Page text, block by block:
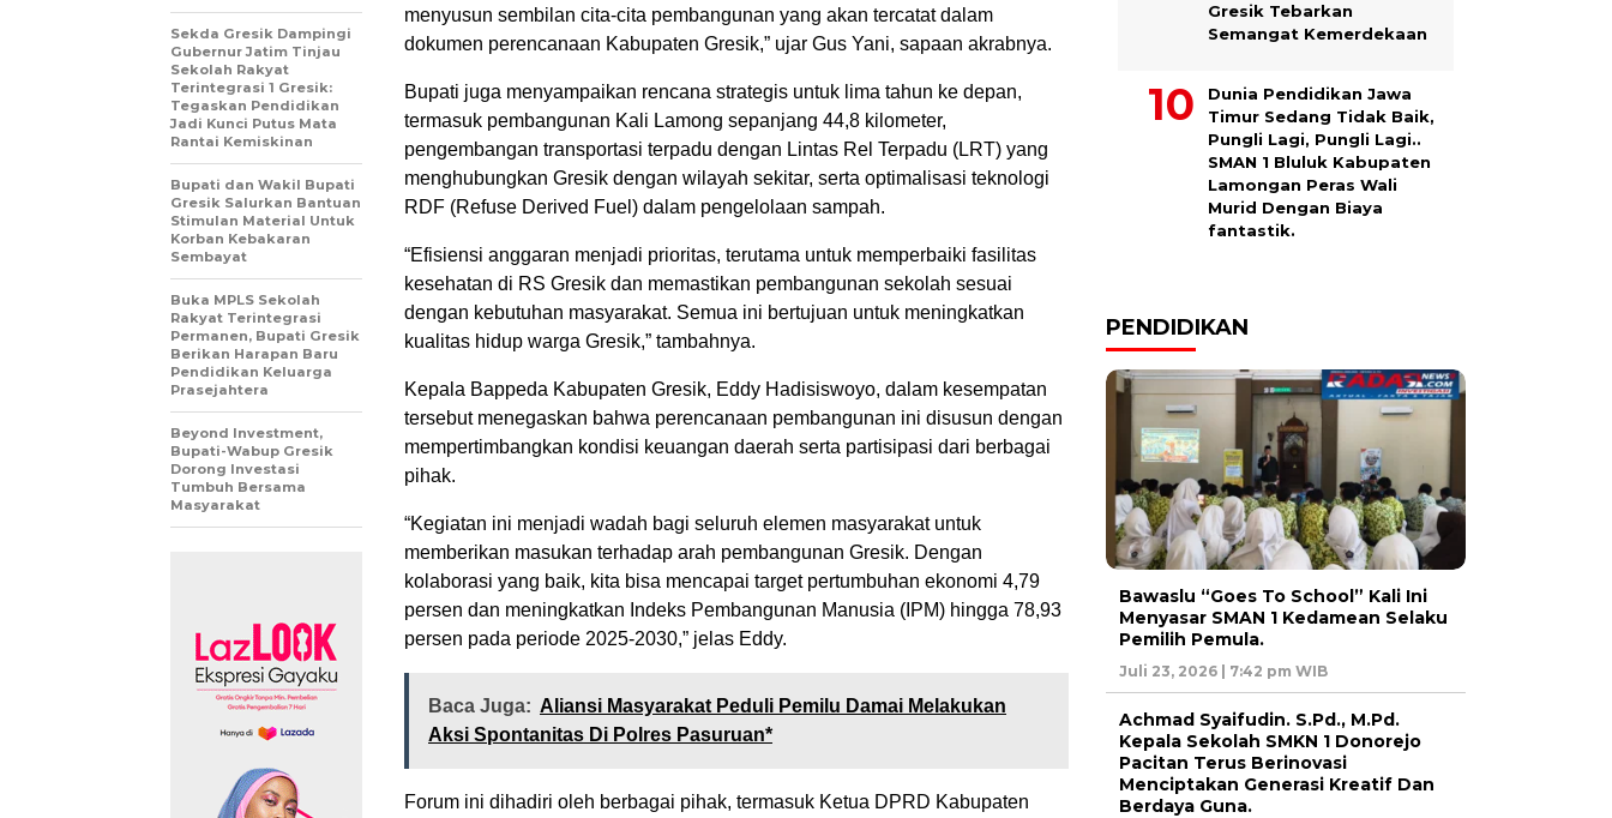
menyusun sembilan cita-cita pembangunan yang akan tercatat dalam
dokumen perencanaan Kabupaten Gresik,” ujar Gus Yani, sapaan akrabnya.
Bupati juga menyampaikan rencana strategis untuk lima tahun ke depan,
termasuk pembangunan Kali Lamong sepanjang 44,8 kilometer,
pengembangan transportasi terpadu dengan Lintas Rel Terpadu (LRT) yang
menghubungkan Gresik dengan wilayah sekitar, serta optimalisasi teknologi
RDF (Refuse Derived Fuel) dalam pengelolaan sampah.
“Efisiensi anggaran menjadi prioritas, terutama untuk memperbaiki fasilitas
kesehatan di RS Gresik dan memastikan pembangunan sekolah sesuai
dengan kebutuhan masyarakat. Semua ini bertujuan untuk meningkatkan
kualitas hidup warga Gresik,” tambahnya.
Kepala Bappeda Kabupaten Gresik, Eddy Hadisiswoyo, dalam kesempatan
tersebut menegaskan bahwa perencanaan pembangunan ini disusun dengan
mempertimbangkan kondisi keuangan daerah serta partisipasi dari berbagai
pihak.
“Kegiatan ini menjadi wadah bagi seluruh elemen masyarakat untuk
memberikan masukan terhadap arah pembangunan Gresik. Dengan
kolaborasi yang baik, kita bisa mencapai target pertumbuhan ekonomi 4,79
persen dan meningkatkan Indeks Pembangunan Manusia (IPM) hingga 78,93
persen pada periode 2025-2030,” jelas Eddy.
Baca Juga: Aliansi Masyarakat Peduli Pemilu Damai Melakukan
Aksi Spontanitas Di Polres Pasuruan*
Forum ini dihadiri oleh berbagai pihak, termasuk Ketua DPRD Kabupaten
Sekda Gresik Dampingi
Gubernur Jatim Tinjau
Sekolah Rakyat
Terintegrasi 1 Gresik:
Tegaskan Pendidikan
Jadi Kunci Putus Mata
Rantai Kemiskinan
Bupati dan Wakil Bupati
Gresik Salurkan Bantuan
Stimulan Material Untuk
Korban Kebakaran
Sembayat
Buka MPLS Sekolah
Rakyat Terintegrasi
Permanen, Bupati Gresik
Berikan Harapan Baru
Pendidikan Keluarga
Prasejahtera
Beyond Investment,
Bupati-Wabup Gresik
Dorong Investasi
Tumbuh Bersama
Masyarakat
Gresik Tebarkan
Semangat Kemerdekaan
Dunia Pendidikan Jawa
Timur Sedang Tidak Baik,
Pungli Lagi, Pungli Lagi..
SMAN 1 Bluluk Kabupaten
Lamongan Peras Wali
Murid Dengan Biaya
fantastik.
PENDIDIKAN
Bawaslu “Goes To School” Kali Ini
Menyasar SMAN 1 Kedamean Selaku
Pemilih Pemula.
Juli 23, 2026 | 7:42 pm WIB
Achmad Syaifudin. S.Pd., M.Pd.
Kepala Sekolah SMKN 1 Donorejo
Pacitan Terus Berinovasi
Menciptakan Generasi Kreatif Dan
Berdaya Guna.